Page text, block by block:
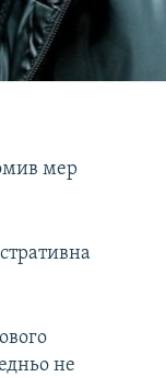
мер
не